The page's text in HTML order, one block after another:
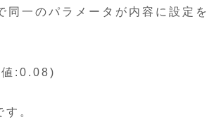
同一のパラメータが内容に設定を
:0.08)
。